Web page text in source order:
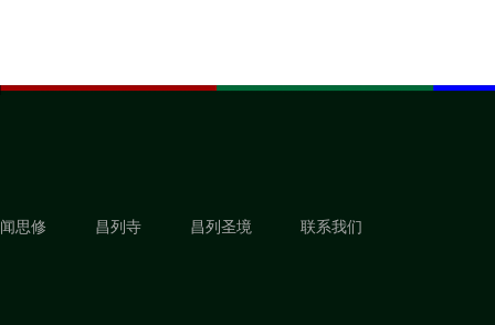
闻思修 昌列寺 昌列圣境 联系我们